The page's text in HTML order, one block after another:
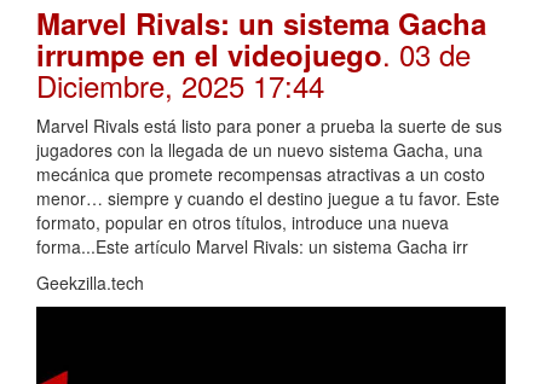
Marvel Rivals: un sistema Gacha
irrumpe en el videojuego. 03 de
Diciembre, 2025 17:44
Marvel Rivals está listo para poner a prueba la suerte de sus
jugadores con la llegada de un nuevo sistema Gacha, una
mecánica que promete recompensas atractivas a un costo
menor… siempre y cuando el destino juegue a tu favor. Este
formato, popular en otros títulos, introduce una nueva
forma...Este artículo Marvel Rivals: un sistema Gacha irr
Geekzilla.tech